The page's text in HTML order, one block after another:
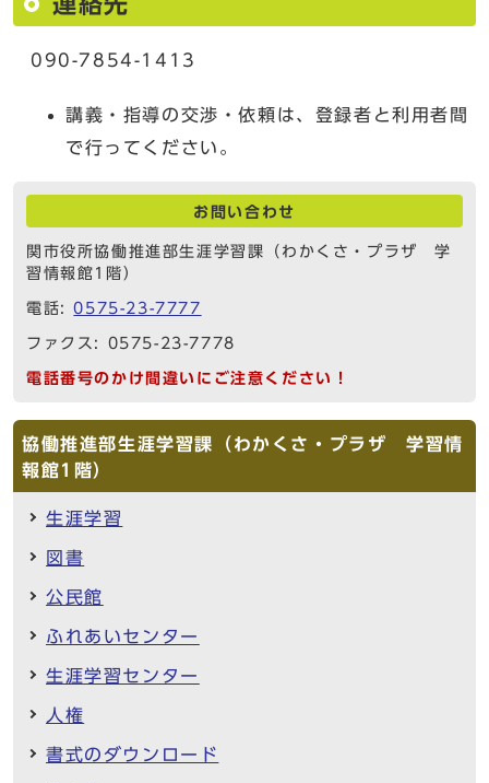
090-7854-1413
講義・指導の交渉・依頼は、登録者と利用者間
で行ってください。
お問い合わせ
関市役所協働推進部生涯学習課（わかくさ・プラザ 学
習情報館1階）
電話:0575-23-7777
ファクス: 0575-23-7778
電話番号のかけ間違いにご注意ください！
協働推進部生涯学習課（わかくさ・プラザ 学習情
報館1階）
生涯学習
図書
公民館
ふれあいセンター
生涯学習センター
人権
書式のダウンロード